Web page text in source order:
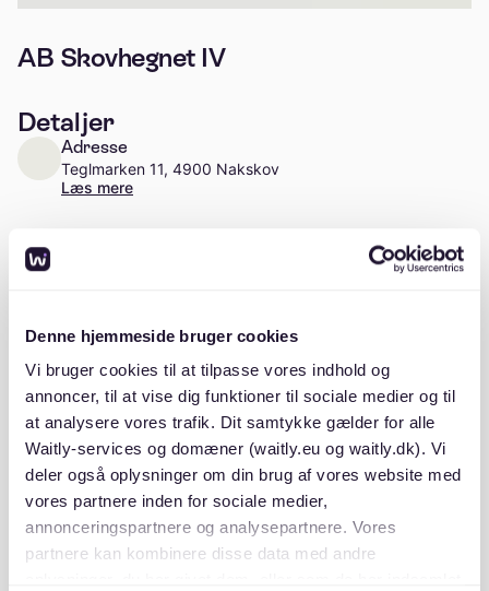
Denne hjemmeside bruger cookies
Vi bruger cookies til at tilpasse vores indhold og
annoncer, til at vise dig funktioner til sociale medier og til
at analysere vores trafik. Dit samtykke gælder for alle
Waitly-services og domæner (waitly.eu og waitly.dk). Vi
deler også oplysninger om din brug af vores website med
vores partnere inden for sociale medier,
annonceringspartnere og analysepartnere. Vores
partnere kan kombinere disse data med andre
AB Skovhegnet IV
Detaljer
Adresse
Teglmarken 11, 4900 Nakskov
Læs mere
2008
Beskrivelse